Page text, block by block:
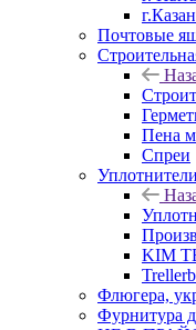
Почтовые
Пена
Спреи
Уплотнители
KIM
Флюгера,
Фурнитура